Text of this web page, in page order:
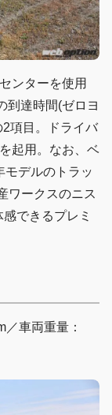
ンターを使用
到達時間(ゼロヨ
項目。ドライバ
起用。なお、ベ
モデルのトラッ
ワークスのニス
できるプレミ
車両重量：